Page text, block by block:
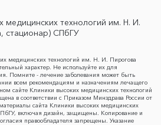
медицинских технологий им. Н. И.
стационар) СПбГУ
медицинских технологий им. Н. И. Пирогова
характер. Не используйте их для
Помните - лечение заболевания может быть
всем рекомендациям и назначениям лечащего
сайте Клиники высоких медицинских технологий
в соответствии с Приказом Минздрава России от
сайта Клиники высоких медицинских
включая дизайн, защищены. Копирование и
правообладателя запрещены. Указание